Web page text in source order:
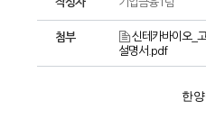
첨부 신테카바이오_
설명서.pdf
한